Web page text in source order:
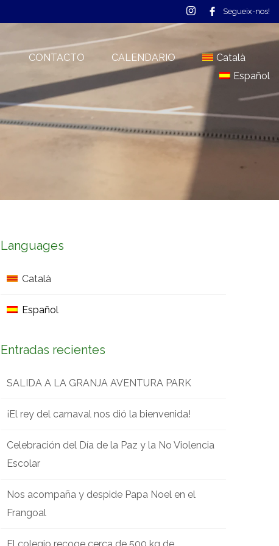
Segueix-nos!
CONTACTO CALENDARIO
Català
Español
Languages
Català
Español
Entradas recientes
SALIDA A LA GRANJA AVENTURA PARK
¡El rey del carnaval nos dió la bienvenida!
Celebración del Día de la Paz y la No Violencia
Escolar
Nos acompaña y despide Papa Noel en el
Frangoal